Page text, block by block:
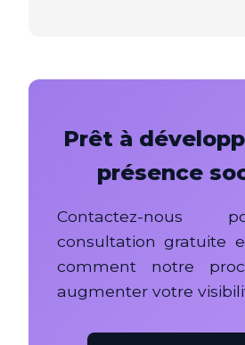
Prêt à
présence
Contactez-nous
consultation gratuite
comment notre
augmenter votre